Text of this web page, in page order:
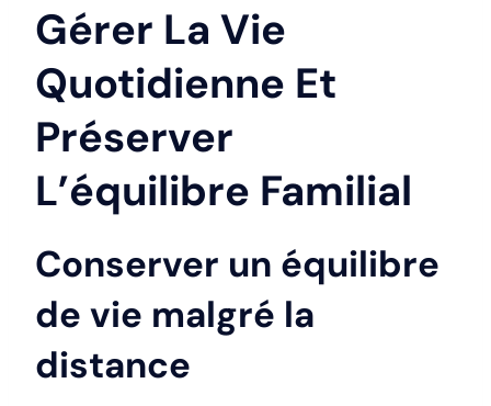
Gérer La Vie
Quotidienne Et
Préserver
L’équilibre Familial
Conserver un équilibre
de vie malgré la
distance